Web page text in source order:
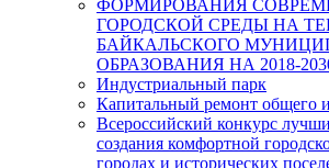
ФОРМИРОВАНИЯ
ГОРОДСКОЙ СРЕДЫ НА
БАЙКАЛЬСКОГО
ОБРАЗОВАНИЯ НА 2018-
Индустриальный парк
Капитальный ремонт
Всероссийский конкурс
создания комфортной
городах и исторических